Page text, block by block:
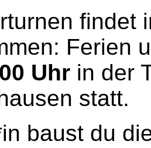
findet
Ferien
Uhr in der
statt.
baust du